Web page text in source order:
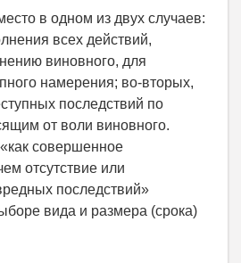
в одном из двух случаев:
всех действий,
виновного, для
намерения; во-вторых,
последствий по
от воли виновного.
совершенное
отсутствие или
последствий»
вида и размера (срока)